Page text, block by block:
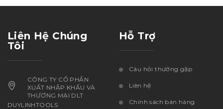
Liên Hệ Chúng
Tôi
CÔNG TY CỔ PHẦN
XUẤT NHẬP KHẨU VÀ
THƯƠNG MẠI DLT
DUYLINHTOOLS
Hỗ Trợ
Câu hỏi thường gặp
Liên hệ
Chính sách bán hàng